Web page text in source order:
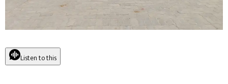
Listen to this